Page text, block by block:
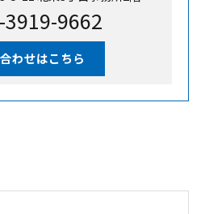
3919-9662
わせはこちら